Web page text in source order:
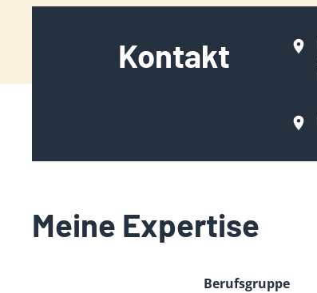
Kontakt
Meine Expertise
Berufsgruppe